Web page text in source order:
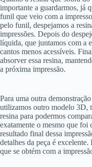
importante a guardarmos, já
funil que veio com a
pelo funil, despejamos a
impressões. Depois do
líquida, que juntamos com a
cantos menos acessíveis.
absorver essa resina,
a próxima impressão.
Para uma outra
utilizamos outro modelo 3D,
resina para podermos
exatamente o mesmo que foi
resultado final dessa
detalhes da peça é
que se obtém com a